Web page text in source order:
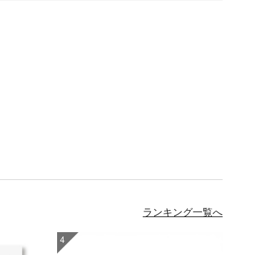
ランキング一覧へ
4